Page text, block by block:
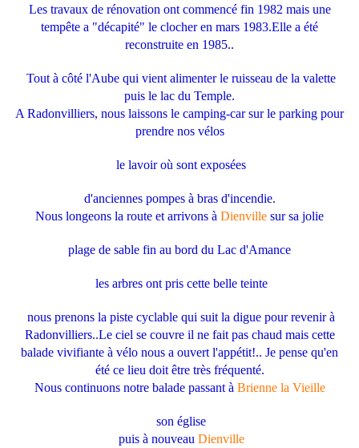
Les travaux de rénovation ont commencé fin 1982 mais une
tempête a "décapité" le clocher en mars 1983.Elle a été
reconstruite en 1985..
Tout à côté l'Aube qui vient alimenter le ruisseau de la valette
puis le lac du Temple.
A Radonvilliers, nous laissons le camping-car sur le parking pour
prendre nos vélos
le lavoir où sont exposées
d'anciennes pompes à bras d'incendie.
Nous longeons la route et arrivons à Dienville sur sa jolie
plage de sable fin au bord du Lac d'Amance
les arbres ont pris cette belle teinte
nous prenons la piste cyclable qui suit la digue pour revenir à
Radonvilliers..Le ciel se couvre il ne fait pas chaud mais cette
balade vivifiante à vélo nous a ouvert l'appétit!.. Je pense qu'en
été ce lieu doit être très fréquenté.
Nous continuons notre balade passant à Brienne la Vieille
son église
puis à nouveau Dienville